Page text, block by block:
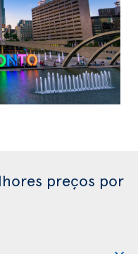
preços por